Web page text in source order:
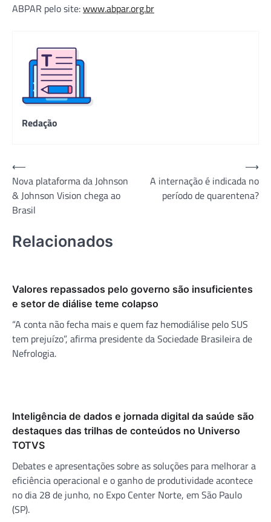
ABPAR pelo site:www.abpar.org.br
Redação
Navegação
de
Post
⟵
Nova plataforma da Johnson
& Johnson Vision chega ao
Brasil
A internação é indicada no
período de quarentena?
⟶
Relacionados
Valores repassados pelo governo são insuficientes
e setor de diálise teme colapso
“A conta não fecha mais e quem faz hemodiálise pelo SUS
tem prejuízo”, afirma presidente da Sociedade Brasileira de
Nefrologia.
Inteligência de dados e jornada digital da saúde são
destaques das trilhas de conteúdos no Universo
TOTVS
Debates e apresentações sobre as soluções para melhorar a
eficiência operacional e o ganho de produtividade acontece
no dia 28 de junho, no Expo Center Norte, em São Paulo
(SP).